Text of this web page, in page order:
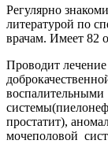
Регулярно
литературой по
врачам. Имеет 82
Проводит
воспалительными
простатит),
мочеполовой